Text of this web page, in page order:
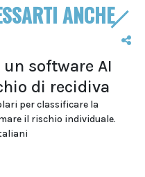
ANCHE
software AI
di recidiva
per classificare la
il rischio individuale.